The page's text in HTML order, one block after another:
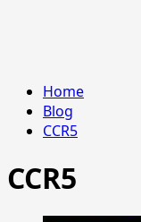
Home
Blog
CCR5
CCR5